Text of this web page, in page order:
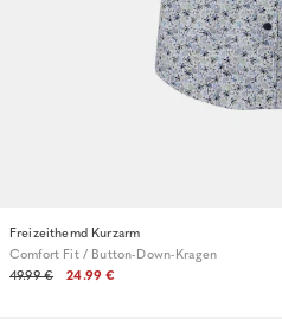
Freizeithemd Kurzarm
Comfort Fit / Button-Down-Kragen
49.99 €
24.99 €